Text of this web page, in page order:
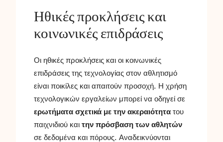
Ηθικές προκλήσεις και
κοινωνικές επιδράσεις
Οι ηθικές προκλήσεις και οι κοινωνικές
επιδράσεις της τεχνολογίας στον αθλητισμό
είναι ποικίλες και απαιτούν προσοχή. Η χρήση
τεχνολογικών εργαλείων μπορεί να οδηγεί σε
ερωτήματα σχετικά με την ακεραιότητα του
παιχνιδιού και την πρόσβαση των αθλητών
σε δεδομένα και πόρους. Αναδεικνύονται